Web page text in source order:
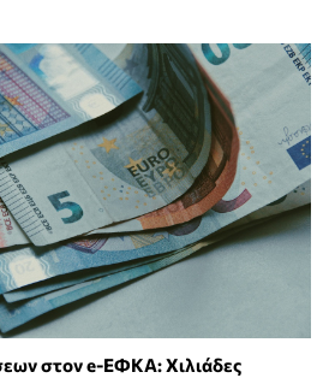
στον e-ΕΦΚΑ: Χιλιάδες